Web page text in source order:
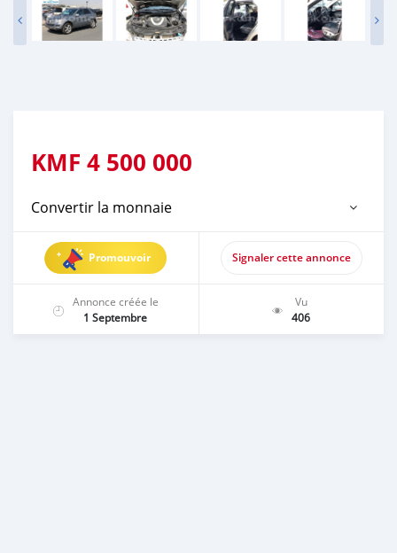
KMF 4 500 000
Convertir la monnaie
Promouvoir Signaler cette annonce
Annonce créée le
1 Septembre
Vu
406